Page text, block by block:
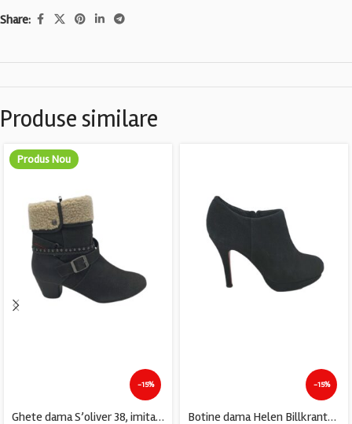
Share:
Produse similare
Produs Nou
-15%
Ghete dama S’oliver 38, imitație de piele, negru, captusite
-15%
Botine dama Helen Billkrantz, 38, piele intoarsa, negru